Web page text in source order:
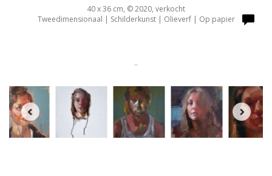
40 x 36 cm, © 2020, verkocht
Tweedimensionaal | Schilderkunst | Olieverf | Op papier
..